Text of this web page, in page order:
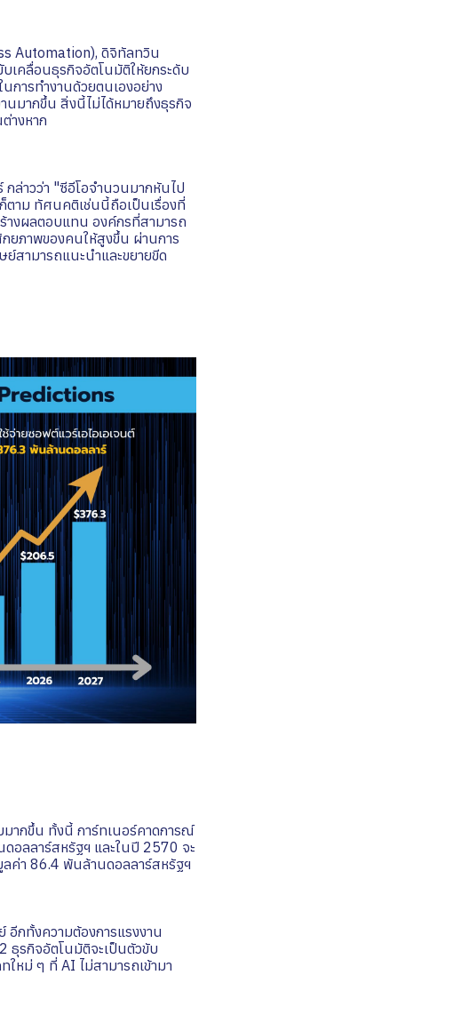
Automation), ดิจิทัลทวิน
เคลื่อนธุรกิจอัตโนมัติให้ยกระดับ
การทำงานด้วยตนเองอย่าง
นมากขึ้น สิ่งนี้ไม่ได้หมายถึงธุรกิจ
างหาก
กล่าวว่า "ซีอีโอจำนวนมากหันไป
ตาม ทัศนคติเช่นนี้ถือเป็นเรื่องที่
างผลตอบแทน องค์กรที่สามารถ
ยภาพของคนให้สูงขึ้น ผ่านการ
สามารถแนะนำและขยายขีด
มากขึ้น ทั้งนี้ การ์ทเนอร์คาดการณ์
อลลาร์สหรัฐฯ และในปี 2570 จะ
ค่า 86.4 พันล้านดอลลาร์สหรัฐฯ
อีกทั้งความต้องการแรงงาน
ธุรกิจอัตโนมัติจะเป็นตัวขับ
ใหม่ ๆ ที่ AI ไม่สามารถเข้ามา